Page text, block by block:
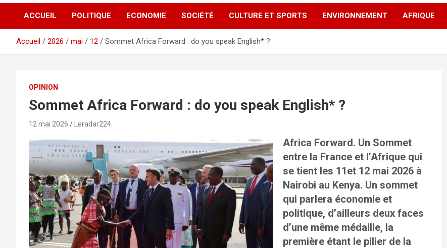
ACCUEIL POLITIQUE ECONOMIE SOCIÉTÉ CULTURE ET SPORTS ENVIRONNEMENT AFRIQUE
Accueil 2026 mai 12 Sommet Africa Forward : do you speak English* ?
OPINION
Sommet Africa Forward : do you speak English* ?
12 mai 2026 Leradar224
Africa Forward. Un Sommet
entre la France et l’Afrique qui
se tient les 11et 12 mai 2026 à
Nairobi au Kenya. Un sommet
qui parlera économie et
politique, d’ailleurs deux faces
d’une même médaille, la
première étant le pilier de la